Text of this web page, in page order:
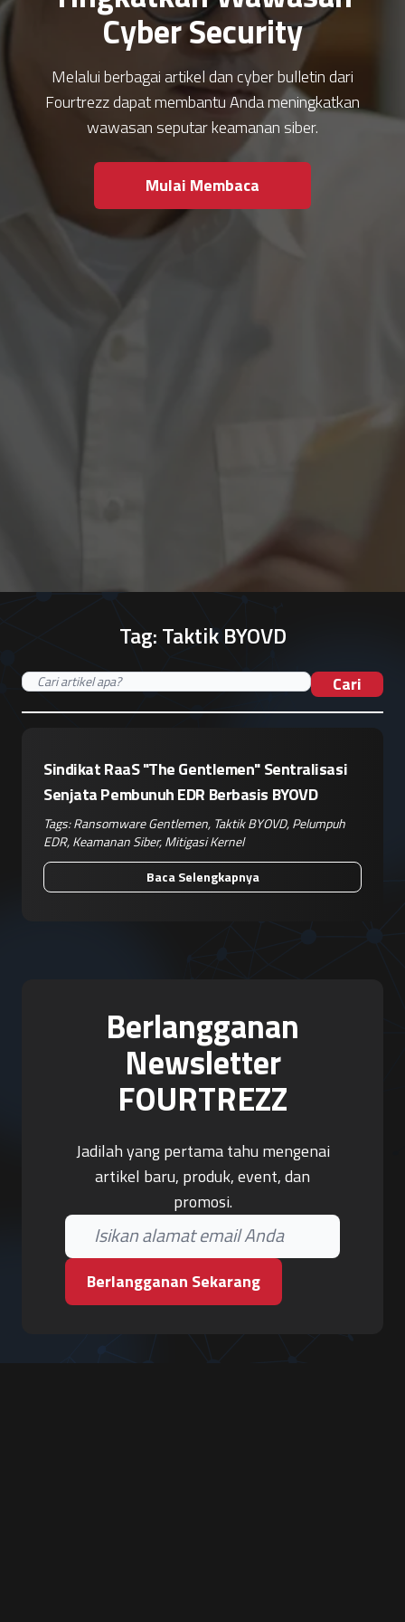
Cyber Security
Melalui berbagai artikel dan cyber bulletin dari
Fourtrezz dapat membantu Anda meningkatkan
wawasan seputar keamanan siber.
Mulai Membaca
Tag:Taktik BYOVD
Cari
Sindikat RaaS "The Gentlemen" Sentralisasi
Senjata Pembunuh EDR Berbasis BYOVD
Tags:Ransomware Gentlemen, Taktik BYOVD,Pelumpuh
EDR,Keamanan Siber,Mitigasi Kernel
Baca Selengkapnya
Berlangganan
Newsletter
FOURTREZZ
Jadilah yang pertama tahu mengenai
artikel baru, produk, event, dan
promosi.
Berlangganan Sekarang